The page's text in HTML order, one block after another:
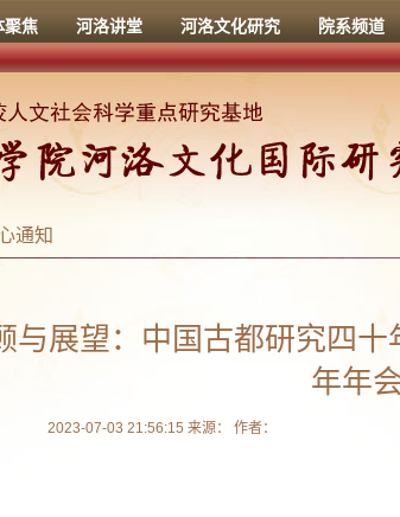
聚焦 河洛讲堂 河洛文化研究 院系频道
通知
与展望：中国古都研究四
年年
2023-07-03 21:56:15 来源： 作者：